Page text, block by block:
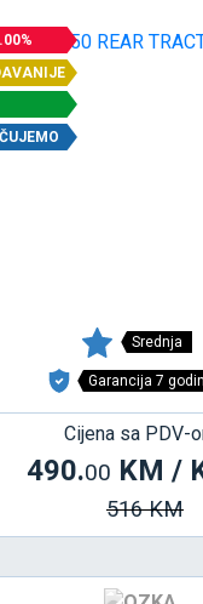
Srednja
Garancija 7
Cijena sa PDV-
490.00 KM /
516 KM